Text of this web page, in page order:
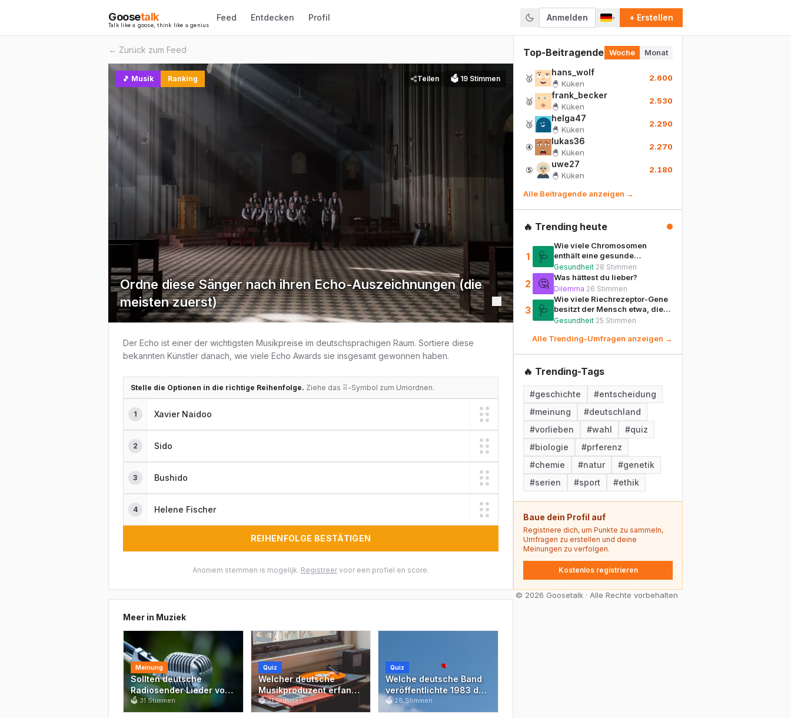
Goosetalk
Talk like a goose, think like a genius
Feed Entdecken Profil Anmelden ▾ + Erstellen
← Zurück zum Feed
🎵 Musik Ranking Teilen 🗳 19 Stimmen
Ordne diese Sänger nach ihren Echo-Auszeichnungen (die
meisten zuerst)
Der Echo ist einer der wichtigsten Musikpreise im deutschsprachigen Raum. Sortiere diese
bekannten Künstler danach, wie viele Echo Awards sie insgesamt gewonnen haben.
Stelle die Optionen in die richtige Reihenfolge. Ziehe das ⠿-Symbol zum Umordnen.
1 Xavier Naidoo
2 Sido
3 Bushido
4 Helene Fischer
REIHENFOLGE BESTÄTIGEN
Anoniem stemmen is mogelijk. Registreer voor een profiel en score.
Meer in Muziek
Meinung
Sollten deutsche
Radiosender Lieder von
verurteilten Straftätern
wie Gil Ofarim komplett
🗳 31 Stimmen
Quiz
Welcher deutsche
Musikproduzent erfand
1981 den Begriff 'Neue
Deutsche Welle' und
🗳31 Stimmen
Quiz
Welche deutsche Band
veröffentlichte 1983 den
Welthit '99 Luftballons'?
🗳28 Stimmen
Top-Beitragende Woche Monat
🥇
hans_wolf
🐣 Küken
2.600
🥈
frank_becker
🐣 Küken
2.530
🥉
helga47
🐣 Küken
2.290
④
lukas36
🐣 Küken
2.270
⑤
uwe27
🐣 Küken
2.180
Alle Beitragende anzeigen →
🔥 Trending heute
1 🩺
Wie viele Chromosomen
enthält eine gesunde
menschliche Körperzelle?
Gesundheit 28 Stimmen
2 🤔 Was hättest du lieber?
Dilemma 26 Stimmen
3 🩺
Wie viele Riechrezeptor-Gene
besitzt der Mensch etwa, die
für die Unterscheidung von
Gesundheit 25 Stimmen
Alle Trending-Umfragen anzeigen →
🔥 Trending-Tags
#geschichte #entscheidung
#meinung #deutschland
#vorlieben #wahl #quiz
#biologie #prferenz
#chemie #natur #genetik
#serien #sport #ethik
Baue dein Profil auf
Registriere dich, um Punkte zu sammeln,
Umfragen zu erstellen und deine
Meinungen zu verfolgen.
Kostenlos registrieren
© 2026 Goosetalk · Alle Rechte vorbehalten